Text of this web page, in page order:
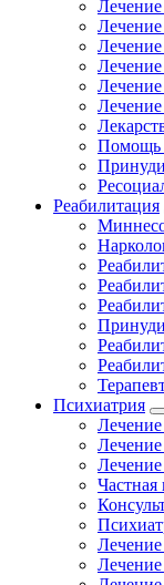
Лечение
Лечение
Лечение
Лечение
Помощь
Реабилитация
Психиатрия
Лечение
Частная
Лечение
Лечение